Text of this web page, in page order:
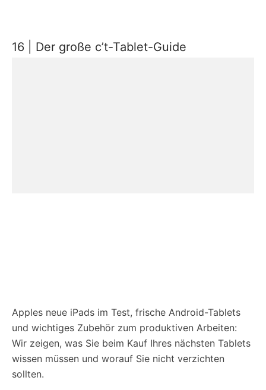
16 | Der große c’t-Tablet-Guide
Apples neue iPads im Test, frische Android-Tablets
und wichtiges Zubehör zum produktiven Arbeiten:
Wir zeigen, was Sie beim Kauf Ihres nächsten Tablets
wissen müssen und worauf Sie nicht verzichten
sollten.